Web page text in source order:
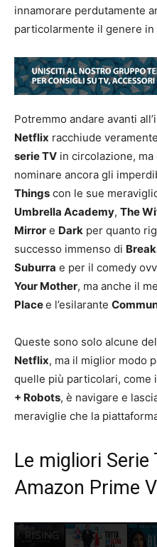
innamorare perdutamente
particolarmente il genere in
Potremmo andare avanti
Netflix racchiude
serie TV in circolazione,
nominare ancora gli
Things con le sue
Umbrella Academy, The
Mirror e Dark per quanto
successo immenso di
Suburra e per il comedy
Your Mother, ma anche il
Placee l’esilarante
Queste sono solo alcune
Netflix, ma il miglior modo
quelle più particolari, come
+ Robots, è navigare e
meraviglie che la
Le migliori
Amazon Prime